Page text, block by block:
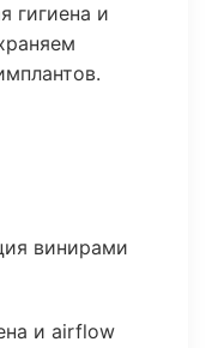
гигиена и
винирами
и airflow